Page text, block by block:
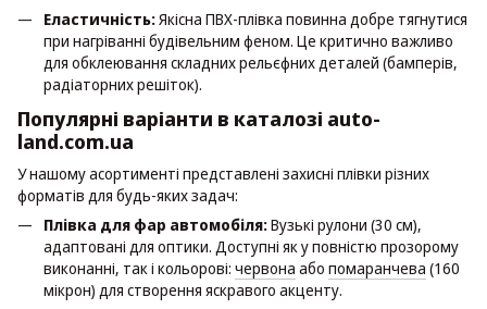
Еластичність:Якісна ПВХ-плівка повинна добре тягнутися
при нагріванні будівельним феном. Це критично важливо
для обклеювання складних рельєфних деталей (бамперів,
радіаторних решіток).
Популярні варіанти в каталозі auto-
land.com.ua
У нашому асортименті представлені захисні плівки різних
форматів для будь-яких задач:
Плівка для фар автомобіля:Вузькі рулони (30 см),
адаптовані для оптики. Доступні як у повністю прозорому
виконанні, так і кольорові: червона або помаранчева (160
мікрон) для створення яскравого акценту.